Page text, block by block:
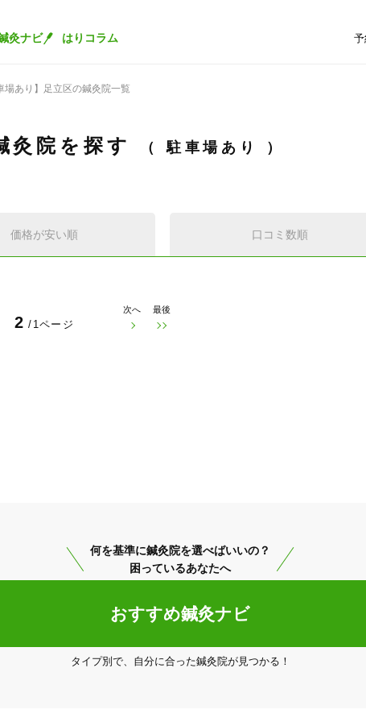
灸ナビ はりコラム 予
場あり】足立区の鍼灸院一覧
灸院を探す 駐車場あり
価格が安い順 口コミ数順
2 /1ページ
次へ 最後
何を基準に鍼灸院を選べばいいの？
困っているあなたへ
おすすめ鍼灸ナビ
タイプ別で、自分に合った鍼灸院が見つかる！